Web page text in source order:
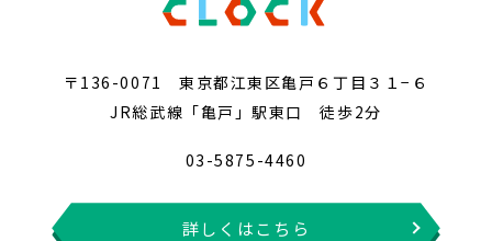
〒136-0071 東京都江東区亀戸６丁目３１−６
JR総武線「亀戸」駅東口 徒歩2分
03-5875-4460
詳しくはこちら